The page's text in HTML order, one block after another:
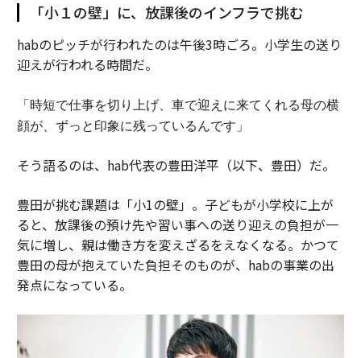
「小１の壁」に、放課後のインフラで挑む
habのピッチが行われたのは午後3時ごろ。小学生の送り
迎えが行われる時間だ。
「時短で仕事を切り上げ、車で迎えに来てくれる母の横
顔が、ずっと印象に残っているんです」
そう語るのは、hab代表の豊田洋平（以下、豊田）だ。
豊田が挑む課題は「小1の壁」。子どもが小学校に上が
ると、放課後の預け先や習い事への送り迎えの負担が一
気に増し、親は働き方を変えざるをえなくなる。かつて
豊田の母が抱えていた負担そのものが、habの事業の出
発点になっている。